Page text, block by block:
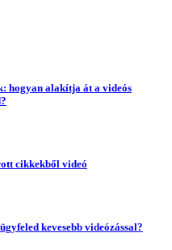
hogyan alakítja át a videós
cikkekből videó
kevesebb videózással?